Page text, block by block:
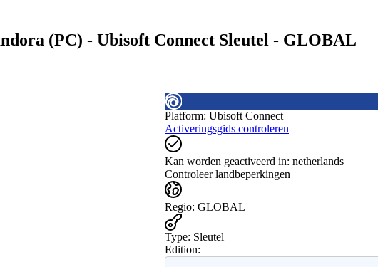
(PC) - Ubisoft Connect Sleutel - GLOBAL
Platform: Ubisoft Connect
Activeringsgids controleren
Kan worden geactiveerd in: netherlands
Controleer landbeperkingen
Regio: GLOBAL
Type: Sleutel
Edition: